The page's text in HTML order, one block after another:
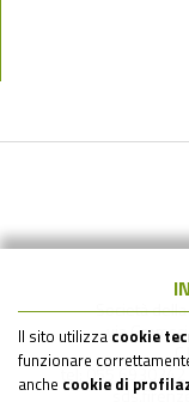
Società
via
tel: 055
Il sito utilizza cookie
funzionare
anche cookie di